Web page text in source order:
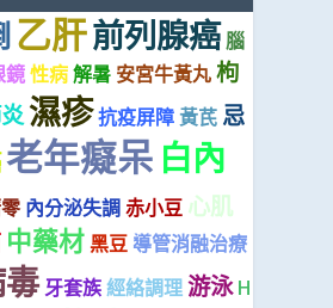
乙肝前列腺癌腦
鏡性病解暑 安宮牛黃丸枸
濕疹抗疫屏障黃芪 忌
老年癡呆 白內
內分泌失調赤小豆 心肌
中藥材黑豆 導管消融治療
牙套族經絡調理游泳 H